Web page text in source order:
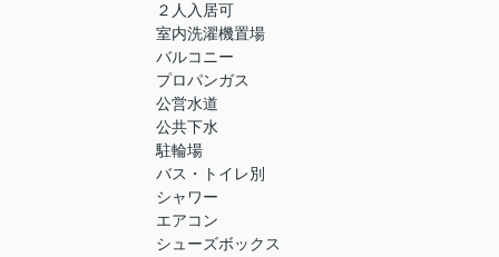
２人入居可
室内洗濯機置場
バルコニー
プロパンガス
公営水道
公共下水
駐輪場
バス・トイレ別
シャワー
エアコン
シューズボックス